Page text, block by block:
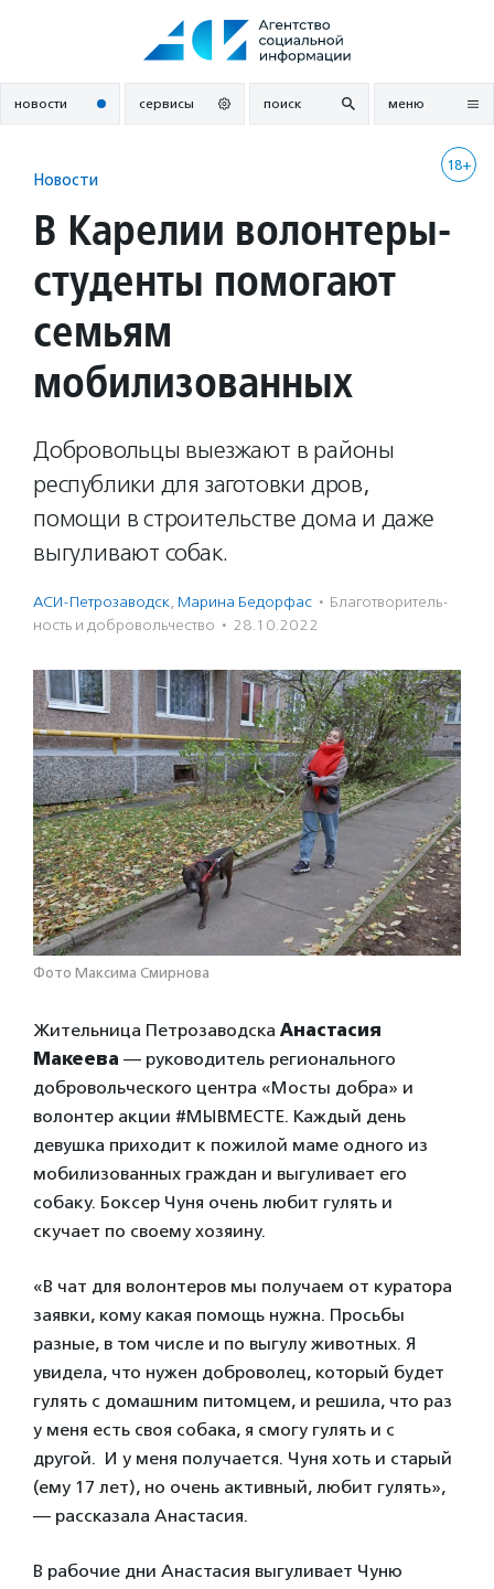
новости сервисы поиск меню
18+
Новости
В Карелии волонтеры-
студенты помогают
семьям
мобилизованных
Добровольцы выезжают в районы
республики для заготовки дров,
помощи в строительстве дома и даже
выгуливают собак.
АСИ-Петрозаводск, Марина Бедорфас · Благотвори­тель­
ность и доброволь­чест­во · 28.10.2022
Фото Максима Смирнова
Жительница Петрозаводска Анастасия
Макеева — руководитель регионального
добровольческого центра «Мосты добра» и
волонтер акции #МЫВМЕСТЕ. Каждый день
девушка приходит к пожилой маме одного из
мобилизованных граждан и выгуливает его
собаку. Боксер Чуня очень любит гулять и
скучает по своему хозяину.
«В чат для волонтеров мы получаем от куратора
заявки, кому какая помощь нужна. Просьбы
разные, в том числе и по выгулу животных. Я
увидела, что нужен доброволец, который будет
гулять с домашним питомцем, и решила, что раз
у меня есть своя собака, я смогу гулять и с
другой. И у меня получается. Чуня хоть и старый
(ему 17 лет), но очень активный, любит гулять»,
— рассказала Анастасия.
В рабочие дни Анастасия выгуливает Чуню